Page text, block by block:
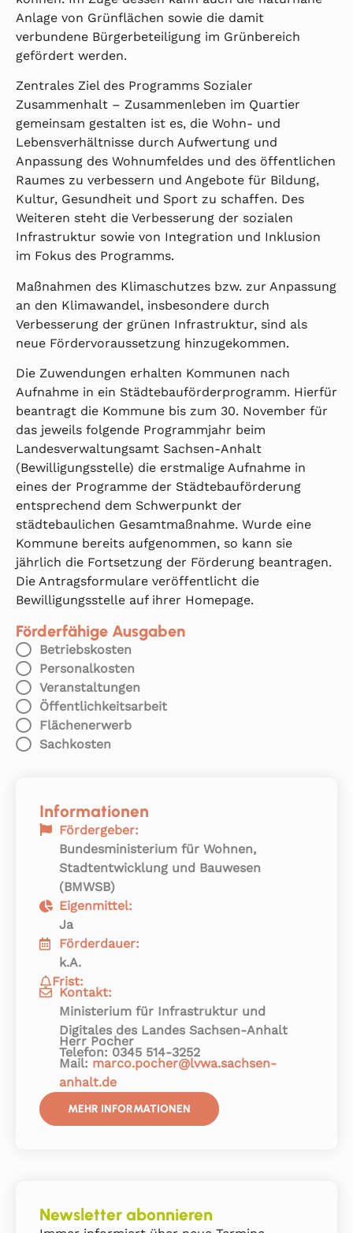
Anlage von Grünflächen sowie die damit
verbundene Bürgerbeteiligung im Grünbereich
gefördert werden.
Zentrales Ziel des Programms Sozialer
Zusammenhalt – Zusammenleben im Quartier
gemeinsam gestalten ist es, die Wohn- und
Lebensverhältnisse durch Aufwertung und
Anpassung des Wohnumfeldes und des öffentlichen
Raumes zu verbessern und Angebote für Bildung,
Kultur, Gesundheit und Sport zu schaffen. Des
Weiteren steht die Verbesserung der sozialen
Infrastruktur sowie von Integration und Inklusion
im Fokus des Programms.
Maßnahmen des Klimaschutzes bzw. zur Anpassung
an den Klimawandel, insbesondere durch
Verbesserung der grünen Infrastruktur, sind als
neue Fördervoraussetzung hinzugekommen.
Die Zuwendungen erhalten Kommunen nach
Aufnahme in ein Städtebauförderprogramm. Hierfür
beantragt die Kommune bis zum 30. November für
das jeweils folgende Programmjahr beim
Landesverwaltungsamt Sachsen-Anhalt
(Bewilligungsstelle) die erstmalige Aufnahme in
eines der Programme der Städtebauförderung
entsprechend dem Schwerpunkt der
städtebaulichen Gesamtmaßnahme. Wurde eine
Kommune bereits aufgenommen, so kann sie
jährlich die Fortsetzung der Förderung beantragen.
Die Antragsformulare veröffentlicht die
Bewilligungsstelle auf ihrer Homepage.
Förderfähige Ausgaben
Betriebskosten
Personalkosten
Veranstaltungen
Öffentlichkeitsarbeit
Flächenerwerb
Sachkosten
Informationen
Fördergeber:
Bundesministerium für Wohnen,
Stadtentwicklung und Bauwesen
(BMWSB)
Eigenmittel:
Ja
Förderdauer:
k.A.
Frist:
Kontakt:
Ministerium für Infrastruktur und
Digitales des Landes Sachsen-Anhalt
Herr Pocher
Telefon: 0345 514-3252
Mail: marco.pocher@lvwa.sachsen-
anhalt.de
MEHR INFORMATIONEN
Newsletter abonnieren